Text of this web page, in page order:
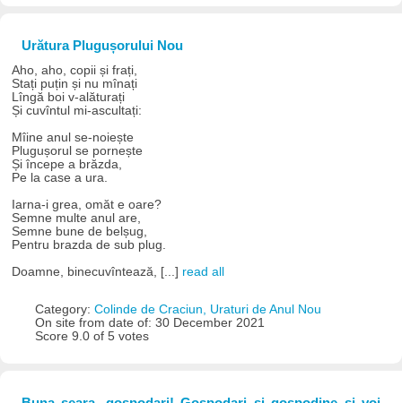
Urătura Plugușorului Nou
Aho, aho, copii și frați,
Stați puțin și nu mînați
Lîngă boi v-alăturați
Și cuvîntul mi-ascultați:
Mîine anul se-noiește
Plugușorul se pornește
Și începe a brăzda,
Pe la case a ura.
Iarna-i grea, omăt e oare?
Semne multe anul are,
Semne bune de belșug,
Pentru brazda de sub plug.
Doamne, binecuvîntează, [...] read all
Category: Colinde de Craciun, Uraturi de Anul Nou
On site from date of: 30 December 2021
Score 9.0 of 5 votes